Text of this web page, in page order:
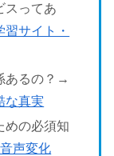
スってあ
サイト・
あるの？→
な真実
めの必須知
声変化